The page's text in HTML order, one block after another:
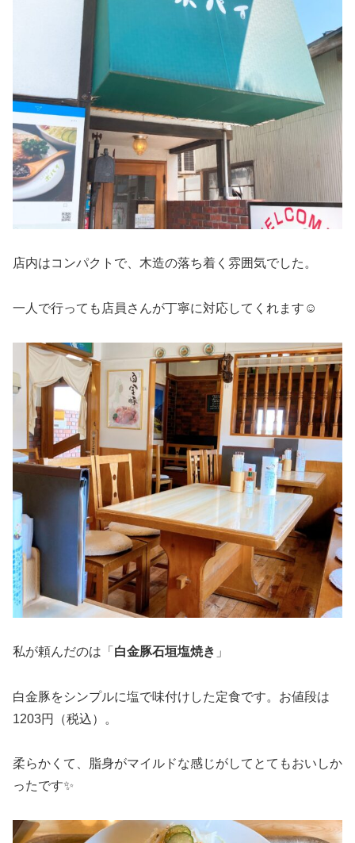
店内はコンパクトで、木造の落ち着く雰囲気でした。
一人で行っても店員さんが丁寧に対応してくれます☺️
私が頼んだのは「 白金豚石垣塩焼き 」
白金豚をシンプルに塩で味付けした定食です。お値段は
1203円（税込）。
柔らかくて、脂身がマイルドな感じがしてとてもおいしか
ったです✨